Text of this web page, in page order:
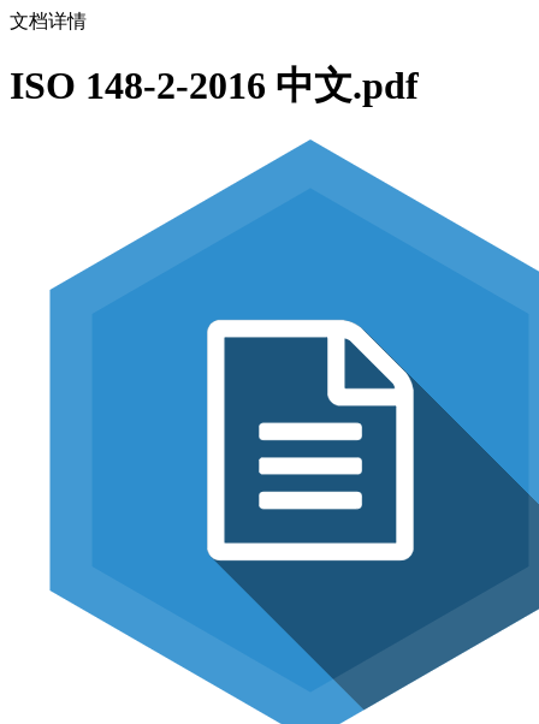
文档详情
ISO 148-2-2016 中文.pdf